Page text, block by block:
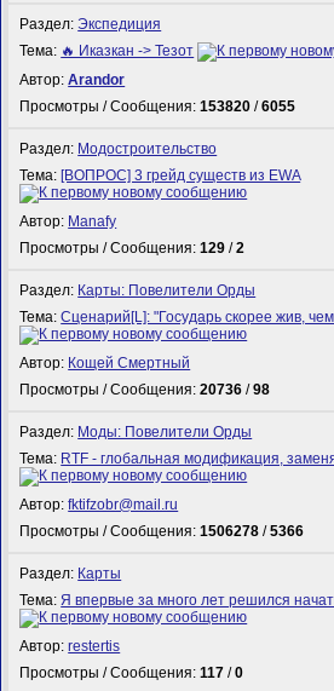
Раздел:Экспедиция
Тема: 🔥 Иказкан -> Тезот
Автор:Arandor
Просмотры / Сообщения:153820 /6055
Раздел: Модостроительство
Тема: [ВОПРОС] 3 грейд существ из EWA
Автор: Manafy
Просмотры / Сообщения:129 /2
Раздел: Карты: Повелители Орды
Тема:Сценарий[L]: "Государь скорее жив,
Автор: Кощей Смертный
Просмотры / Сообщения:20736 /98
Раздел: Моды: Повелители Орды
Тема: RTF - глобальная модификация,
Автор:fktifzobr@mail.ru
Просмотры / Сообщения:1506278 /5366
Раздел: Карты
Тема:Я впервые за много лет решился
Автор:restertis
Просмотры / Сообщения:117 /0